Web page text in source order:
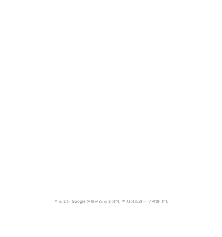
본 광고는 Google 애드센스 광고이며, 본 사이트와는 무관합니다.